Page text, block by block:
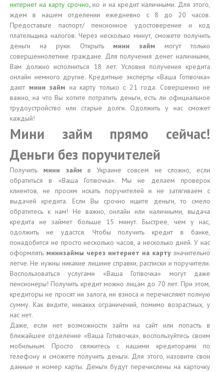
интернет на карту срочно, но и на кредит наличными. Для этого,
ждем в нашем отделении ежедневно с 8 до 20 часов.
Предоставьте паспорт/ пенсионное удостоверение и код
плательщика налогов. Через несколько минут, сможете получить
деньги на руки. Открыть мини займ могут только
совершеннолетние граждане. Для получения денег наличными,
Вам должно исполниться 18 лет. Условия получения кредита
онлайн немного другие. Кредитные эксперты «Ваша Готівочка»
дают мини займ на карту только с 21 года. Совершенно не
важно, на что Вы хотите потратить деньги, есть ли официальное
трудоустройство или старые долги. Одолжить у нас сможет
каждый!
Мини займ прямо сейчас!
Деньги без поручителей
Получить мини займ в Украине совсем не сложно, если
обратиться в «Ваша Готівочка». Мы не делаем проверок
клиентов, не просим искать поручителей и не затягиваем с
выдачей кредита. Если Вы срочно ищите деньги, то смело
обратитесь к нам! Не важно, онлайн или наличными, выдача
кредита не займет больше 15 минут. Быстрее, чем у нас,
одолжить не удастся. Чтобы получить кредит в банке,
понадобится не просто несколько часов, а несколько дней. У нас
оформлять минизаймы через интернет на карту значительно
легче. Не нужны никакие лишние справки, расписки и поручители.
Воспользоваться услугами «Ваша Готівочка» могут даже
пенсионеры! Получить кредит можно лицам до 70 лет. При этом,
кредиторы не просят ни залога, ни взноса и перечисляют полную
сумму. Как видите, никаких ограничений, помимо возрастных, у
нас нет.
Даже, если нет возможности зайти на сайт или попасть в
ближайшее отделение «Ваша Готивочка», воспользуйтесь своим
мобильным. Просто свяжитесь с нашими кредиторами по
телефону и сможете получить деньги. Для этого, назовите свои
данные и номер карты. Деньги будут перечислены на карточку